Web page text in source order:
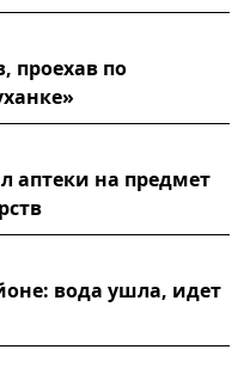
проехав по
аптеки на предмет
вода ушла, идет